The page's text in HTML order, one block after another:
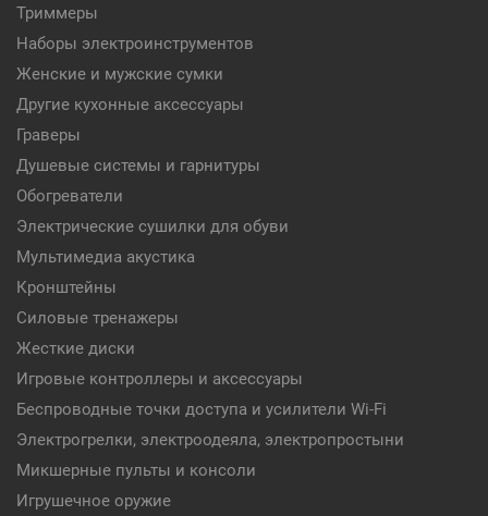
Триммеры
Наборы электроинструментов
Женские и мужские сумки
Другие кухонные аксессуары
Граверы
Душевые системы и гарнитуры
Обогреватели
Электрические сушилки для обуви
Мультимедиа акустика
Кронштейны
Силовые тренажеры
Жесткие диски
Игровые контроллеры и аксессуары
Беспроводные точки доступа и усилители Wi-Fi
Электрогрелки, электроодеяла, электропростыни
Микшерные пульты и консоли
Игрушечное оружие